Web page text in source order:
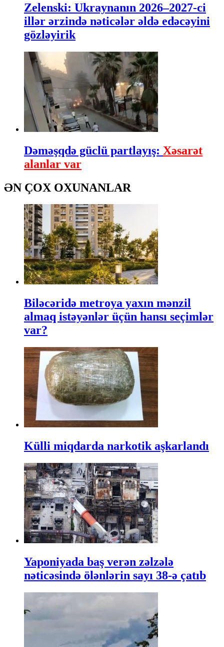
Zelenski: Ukraynanın 2026–2027-ci
illər ərzində nəticələr əldə edəcəyini
gözləyirik
Dəməşqdə güclü partlayış: Xəsarət
alanlar var
ƏN ÇOX OXUNANLAR
Biləcəridə metroya yaxın mənzil
almaq istəyənlər üçün hansı seçimlər
var?
Külli miqdarda narkotik aşkarlandı
Yaponiyada baş verən zəlzələ
nəticəsində ölənlərin sayı 38-ə çatıb